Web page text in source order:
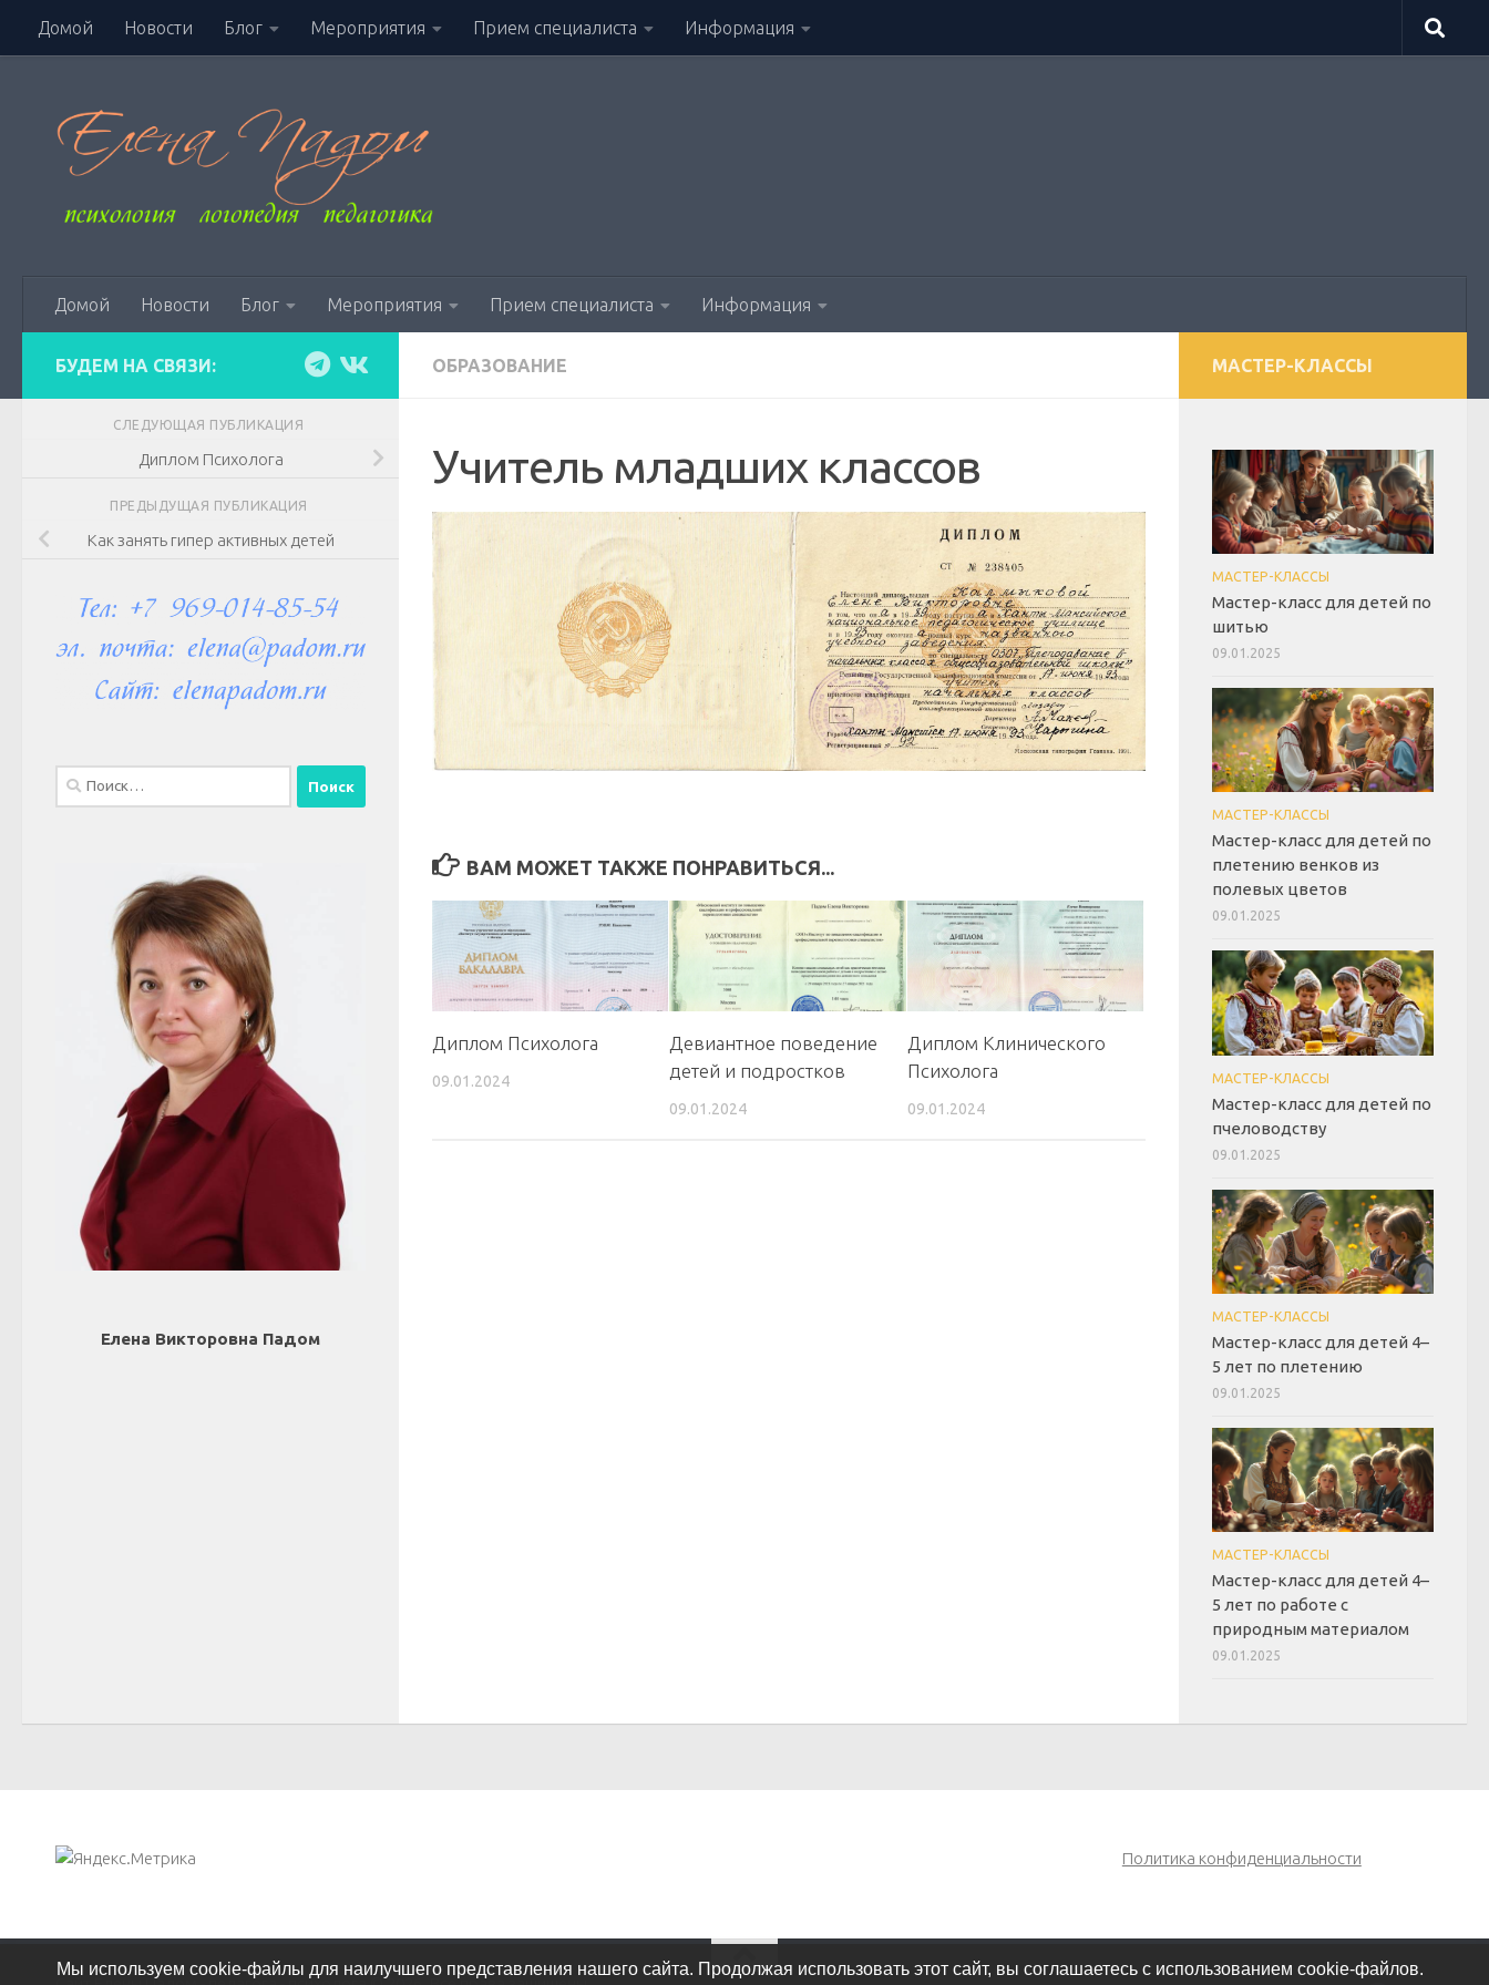
Перейти к содержимому
Домой Новости Блог Мероприятия Прием специалиста Информация
Домой Новости Блог Мероприятия Прием специалиста Информация
ОБРАЗОВАНИЕ
Учитель младших классов
ВАМ МОЖЕТ ТАКЖЕ ПОНРАВИТЬСЯ...
Диплом Психолога
09.01.2024
Девиантное поведение
детей и подростков
09.01.2024
Диплом Клинического
Психолога
09.01.2024
БУДЕМ НА СВЯЗИ:
СЛЕДУЮЩАЯ ПУБЛИКАЦИЯ
Диплом Психолога
ПРЕДЫДУЩАЯ ПУБЛИКАЦИЯ
Как занять гипер активных детей
Найти:
Елена Викторовна Падом
МАСТЕР-КЛАССЫ
МАСТЕР-КЛАССЫ
Мастер-класс для детей по
шитью
09.01.2025
МАСТЕР-КЛАССЫ
Мастер-класс для детей по
плетению венков из
полевых цветов
09.01.2025
МАСТЕР-КЛАССЫ
Мастер-класс для детей по
пчеловодству
09.01.2025
МАСТЕР-КЛАССЫ
Мастер-класс для детей 4–
5 лет по плетению
09.01.2025
МАСТЕР-КЛАССЫ
Мастер-класс для детей 4–
5 лет по работе с
природным материалом
09.01.2025
Политика конфиденциальности
Мы используем cookie-файлы для наилучшего представления нашего сайта. Продолжая использовать этот сайт, вы соглашаетесь с использованием cookie-файлов.